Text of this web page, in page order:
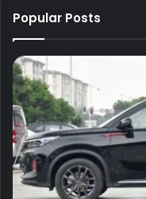
Popular Posts